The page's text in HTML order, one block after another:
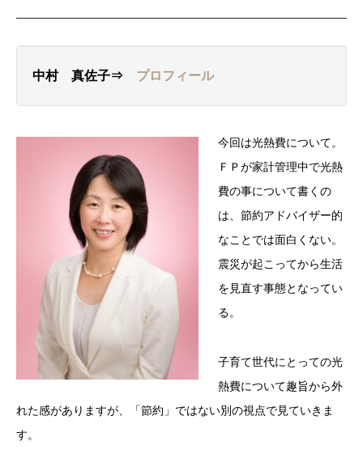
中村 真佐子⇒ プロフィール
今回は光熱費について。
ＦＰが家計管理中で光熱
費の事について書くの
は、節約アドバイザー的
なことでは面白くない。
震災が起こってから生活
を見直す事態となってい
る。
子育て世代にとっての光
熱費について趣旨から外
れた感がありますが、「節約」ではない別の視点で見ていきま
す。